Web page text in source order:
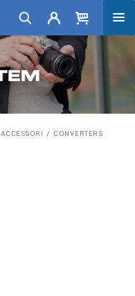
ACCESSORI CONVERTERS